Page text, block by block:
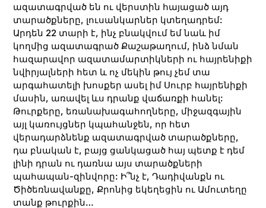
ազատագրված են ու վերստին հայացած այդ
տարածքները, լուսանկարներ կտեղադրեմ:
Արդեն 22 տարի է, ինչ բնակվում եմ նաև իմ
կողմից ազատագրած Քաշաթաղում, ինձ նման
հազարավոր ազատամարտիկների ու հայրենիքի
նվիրյալների հետ և ոչ մեկին թույ չեմ տա
արգահատելի խոսքեր ասել իմ Սուրբ հայրենիքի
մասին, առավել ևս դրանք վաճառքի հանել:
Թուրքերը, եռանախագահողները, միջազգային
այլ կառույցներ կպահանջեն, որ հետ
վերադարձնենք ազատագրված տարածքները,
դա բնական է, բայց ցանկացած հայ պետք է դեմ
լինի դրան ու դառնա այս տարածքների
պահապան-զինվորը: Ի՞նչ է, Դադիվանքն ու
Ծիծեռնավանքը, Քրոնից եկեղեցին ու Ամուտեղը
տանք թուրքին…